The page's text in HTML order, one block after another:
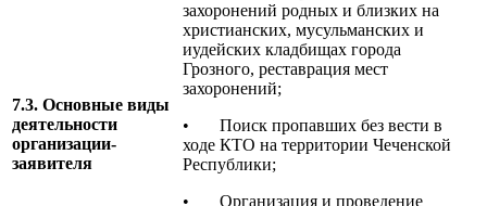
7.3. Основные виды
деятельности
организации-
заявителя
захоронений родных и близких на
христианских, мусульманских и
иудейских кладбищах города
Грозного, реставрация мест
захоронений;
• Поиск пропавших без вести в
ходе КТО на территории Чеченской
Республики;
• Организация и проведение